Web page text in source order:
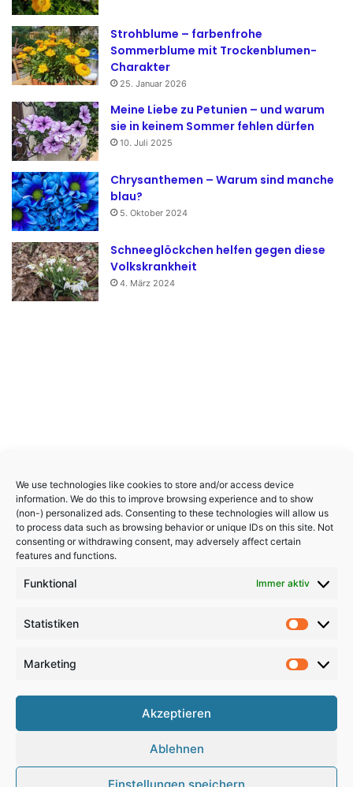
We use technologies like cookies to store and/or access device
information. We do this to improve browsing experience and to show
(non-) personalized ads. Consenting to these technologies will allow us
to process data such as browsing behavior or unique IDs on this site. Not
consenting or withdrawing consent, may adversely affect certain
features and functions.
Funktional Immer aktiv
Statistiken
Marketing
Akzeptieren
Ablehnen
Einstellungen speichern
Strohblume – farbenfrohe
Sommerblume mit Trockenblumen-
Charakter
25. Januar 2026
Meine Liebe zu Petunien – und warum
sie in keinem Sommer fehlen dürfen
10. Juli 2025
Chrysanthemen – Warum sind manche
blau?
5. Oktober 2024
Schneeglöckchen helfen gegen diese
Volkskrankheit
4. März 2024